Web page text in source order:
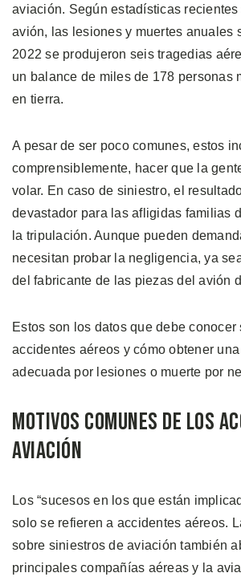
aviación. Según estadísticas
avión, las lesiones y muertes anuales
2022 se produjeron seis tragedias
un balance de miles de 178 personas
en tierra.
A pesar de ser poco comunes, estos
comprensiblemente, hacer que la
volar. En caso de siniestro, el
devastador para las afligidas familias
la tripulación. Aunque pueden
necesitan probar la negligencia, ya
del fabricante de las piezas del avión
Estos son los datos que debe conocer
accidentes aéreos y cómo obtener
adecuada por lesiones o muerte por
Motivos Comunes de los
Aviación
Los “sucesos en los que están
solo se refieren a accidentes aéreos.
sobre siniestros de aviación también
principales compañías aéreas y la